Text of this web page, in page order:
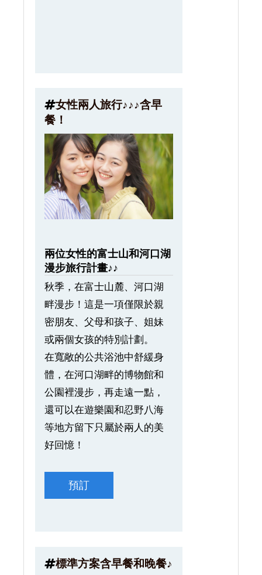
女性兩人旅行♪♪♪含早
餐！
兩位女性的富士山和河口湖
漫步旅行計畫♪♪
秋季，在富士山麓、河口湖
畔漫步！這是一項僅限於親
密朋友、父母和孩子、姐妹
或兩個女孩的特別計劃。
在寬敞的公共浴池中舒緩身
體，在河口湖畔的博物館和
公園裡漫步，再走遠一點，
還可以在遊樂園和忍野八海
等地方留下只屬於兩人的美
好回憶！
預訂
標準方案含早餐和晚餐♪